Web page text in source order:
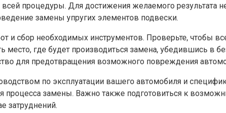
процедуры. Для достижения желаемого
замены упругих элементов подвески.
и сбор необходимых инструментов. Проверьте, чтобы
место, где будет производиться замена, убедившись в
для предотвращения возможного повреждения
по эксплуатации вашего автомобиля и
замены. Важно также подготовиться к
затруднений.